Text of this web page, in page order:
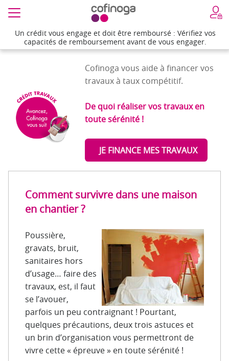
Un crédit vous engage et doit être remboursé : Vérifiez vos
capacités de remboursement avant de vous engager.
Accueil >Comment survivre dans une maison en chantier ?
Cofinoga vous aide à financer vos
travaux à taux compétitif.
De quoi réaliser vos travaux en
toute sérénité !
JE FINANCE MES TRAVAUX
Comment survivre dans une maison
en chantier ?
Poussière,
gravats, bruit,
sanitaires hors
d’usage… faire des
travaux, est, il faut
se l’avouer,
parfois un peu contraignant ! Pourtant,
quelques précautions, deux trois astuces et
un brin d’organisation vous permettront de
vivre cette « épreuve » en toute sérénité !
Un crédit vous engage et doit être remboursé : Vérifiez vos
capacités de remboursement avant de vous engager.